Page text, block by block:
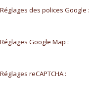
Réglages des polices Google :
Réglages Google Map :
Réglages reCAPTCHA :